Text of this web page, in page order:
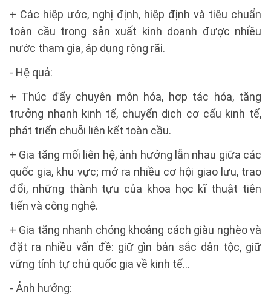
+ Các hiệp ước, nghị định, hiệp định và tiêu chuẩn
toàn cầu trong sản xuất kinh doanh được nhiều
nước tham gia, áp dụng rộng rãi.
- Hệ quả:
+ Thúc đẩy chuyên môn hóa, hợp tác hóa, tăng
trưởng nhanh kinh tế, chuyển dịch cơ cấu kinh tế,
phát triển chuỗi liên kết toàn cầu.
+ Gia tăng mối liên hệ, ảnh hưởng lẫn nhau giữa các
quốc gia, khu vực; mở ra nhiều cơ hội giao lưu, trao
đổi, những thành tựu của khoa học kĩ thuật tiên
tiến và công nghệ.
+ Gia tăng nhanh chóng khoảng cách giàu nghèo và
đặt ra nhiều vấn đề: giữ gìn bản sắc dân tộc, giữ
vững tính tự chủ quốc gia về kinh tế…
- Ảnh hưởng: